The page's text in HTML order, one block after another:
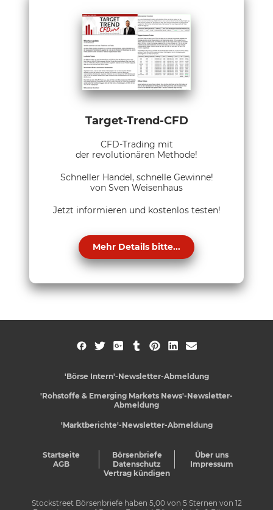
Target-Trend-CFD
CFD-Trading mit
der revolutionären Methode!
Schneller Handel, schnelle Gewinne!
von Sven Weisenhaus
Jetzt informieren und kostenlos testen!
Mehr Details bitte...
'Börse Intern'-Newsletter-Abmeldung
'Rohstoffe & Emerging Markets News'-Newsletter-
Abmeldung
'Marktberichte'-Newsletter-Abmeldung
Startseite Börsenbriefe
Über uns
AGB
Datenschutz
Impressum
Vertrag kündigen
Stockstreet Börsenbriefe haben 5,00von 5Sternen von 12